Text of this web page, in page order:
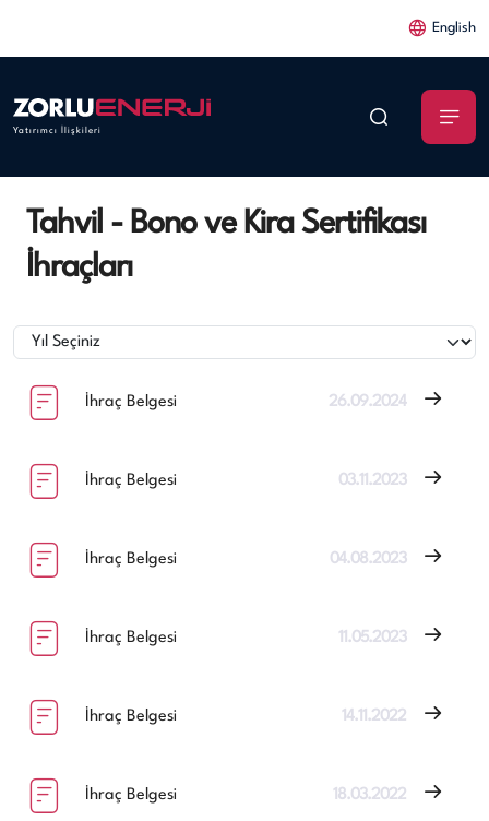
English
Yatırımcı İlişkileri
Tahvil - Bono ve Kira Sertifikası
İhraçları
İhraç Belgesi 26.09.2024
İhraç Belgesi 03.11.2023
İhraç Belgesi 04.08.2023
İhraç Belgesi 11.05.2023
İhraç Belgesi 14.11.2022
İhraç Belgesi 18.03.2022